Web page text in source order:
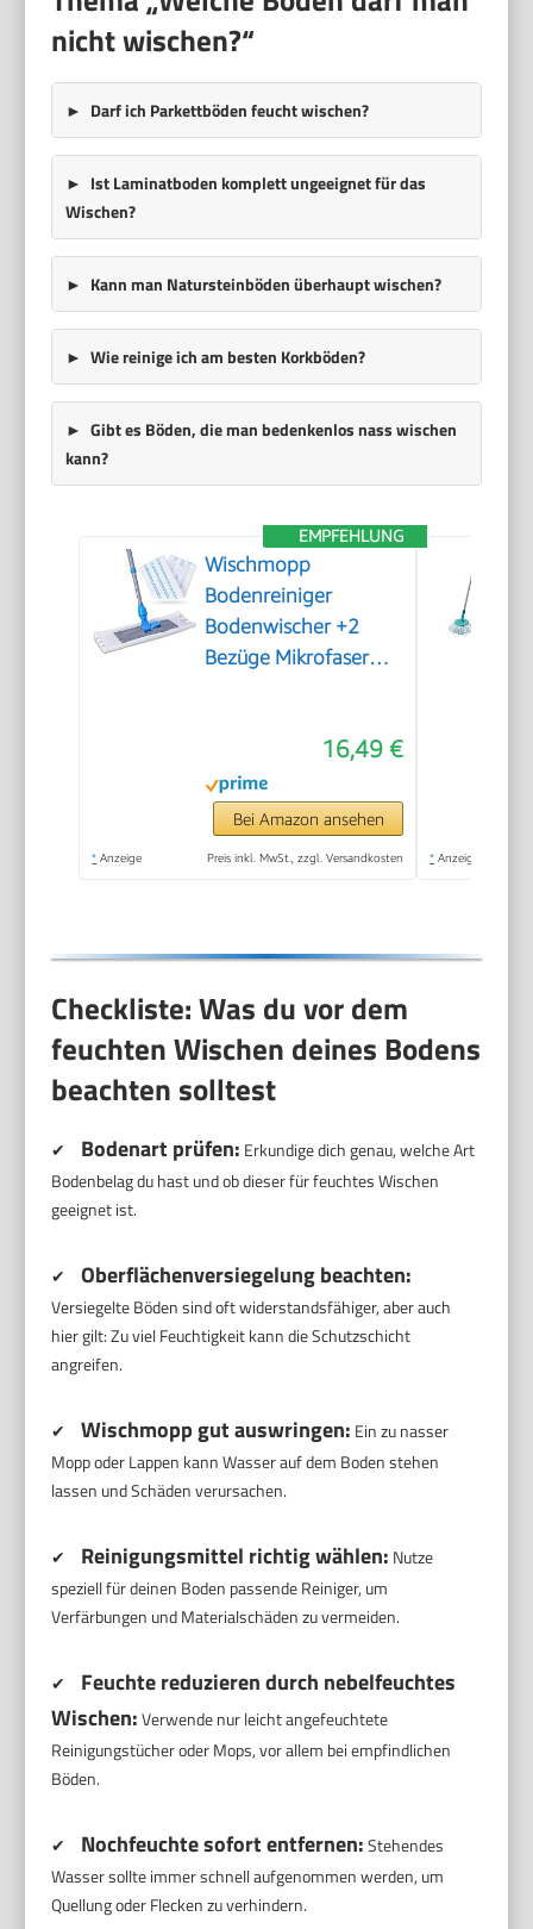
nicht wischen?“
Darf ich Parkettböden feucht wischen?
Ist Laminatboden komplett ungeeignet für das
Wischen?
Kann man Natursteinböden überhaupt wischen?
Wie reinige ich am besten Korkböden?
Gibt es Böden, die man bedenkenlos nass wischen
kann?
EMPFEHLUNG
Wischmopp
Bodenreiniger
Bodenwischer +2
Bezüge Mikrofaser
16,49 €
Bei Amazon ansehen
* Anzeige Preis inkl. MwSt., zzgl. Versandkosten * Anzeige
Checkliste: Was du vor dem
feuchten Wischen deines Bodens
beachten solltest
✔ Bodenart prüfen: Erkundige dich genau, welche Art
Bodenbelag du hast und ob dieser für feuchtes Wischen
geeignet ist.
✔ Oberflächenversiegelung beachten:
Versiegelte Böden sind oft widerstandsfähiger, aber auch
hier gilt: Zu viel Feuchtigkeit kann die Schutzschicht
angreifen.
✔ Wischmopp gut auswringen: Ein zu nasser
Mopp oder Lappen kann Wasser auf dem Boden stehen
lassen und Schäden verursachen.
✔ Reinigungsmittel richtig wählen: Nutze
speziell für deinen Boden passende Reiniger, um
Verfärbungen und Materialschäden zu vermeiden.
✔
Feuchte reduzieren durch nebelfeuchtes
Wischen:Verwende nur leicht angefeuchtete
Reinigungstücher oder Mops, vor allem bei empfindlichen
Böden.
✔ Nochfeuchte sofort entfernen:Stehendes
Wasser sollte immer schnell aufgenommen werden, um
Quellung oder Flecken zu verhindern.